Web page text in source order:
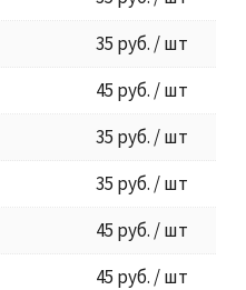
35 руб. / шт
45 руб. / шт
35 руб. / шт
35 руб. / шт
45 руб. / шт
45 руб. / шт